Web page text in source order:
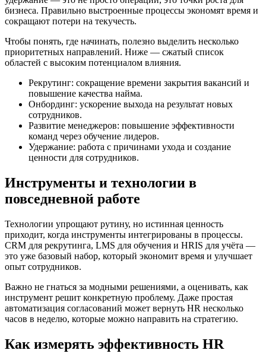
бизнеса. Правильно выстроенные процессы экономят время и
сокращают потери на текучесть.
Чтобы понять, где начинать, полезно выделить несколько
приоритетных направлений. Ниже — сжатый список
областей с высоким потенциалом влияния.
Рекрутинг: сокращение времени закрытия вакансий и
повышение качества найма.
Онбординг: ускорение выхода на результат новых
сотрудников.
Развитие менеджеров: повышение эффективности
команд через обучение лидеров.
Удержание: работа с причинами ухода и создание
ценности для сотрудников.
Инструменты и технологии в
повседневной работе
Технологии упрощают рутину, но истинная ценность
приходит, когда инструменты интегрированы в процессы.
CRM для рекрутинга, LMS для обучения и HRIS для учёта —
это уже базовый набор, который экономит время и улучшает
опыт сотрудников.
Важно не гнаться за модными решениями, а оценивать, как
инструмент решит конкретную проблему. Даже простая
автоматизация согласований может вернуть HR несколько
часов в неделю, которые можно направить на стратегию.
Как измерять эффективность HR